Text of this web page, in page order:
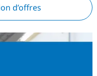
d’offres